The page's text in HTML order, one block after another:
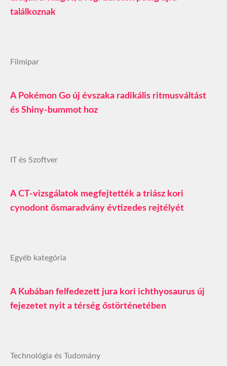
találkoznak
Filmipar
A Pokémon Go új évszaka radikális ritmusváltást
és Shiny‑bummot hoz
IT és Szoftver
A CT-vizsgálatok megfejtették a triász kori
cynodont ősmaradvány évtizedes rejtélyét
Egyéb kategória
A Kubában felfedezett jura kori ichthyosaurus új
fejezetet nyit a térség őstörténetében
Technológia és Tudomány